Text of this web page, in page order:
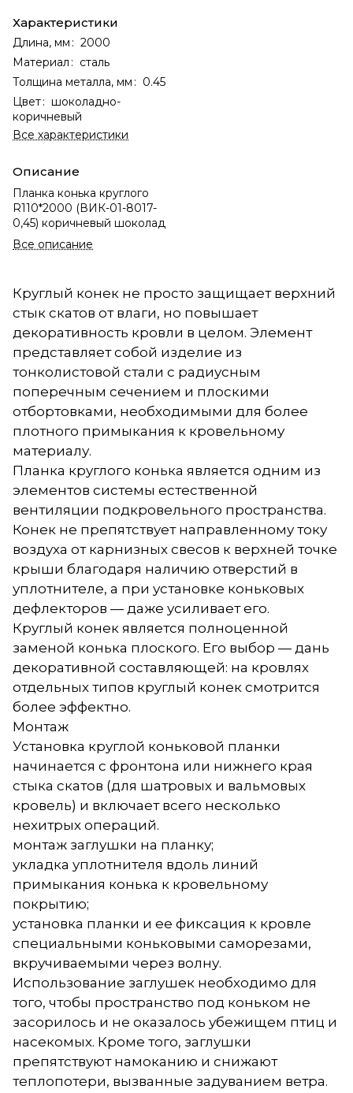
Характеристики
Длина, мм : 2000
Материал : сталь
Толщина металла, мм : 0.45
Цвет: шоколадно-
коричневый
Все характеристики
Описание
Планка конька круглого
R110*2000 (ВИК-01-8017-
0,45) коричневый шоколад
Все описание
Круглый конек не просто защищает верхний
стык скатов от влаги, но повышает
декоративность кровли в целом. Элемент
представляет собой изделие из
тонколистовой стали с радиусным
поперечным сечением и плоскими
отбортовками, необходимыми для более
плотного примыкания к кровельному
материалу.
Планка круглого конька является одним из
элементов системы естественной
вентиляции подкровельного пространства.
Конек не препятствует направленному току
воздуха от карнизных свесов к верхней точке
крыши благодаря наличию отверстий в
уплотнителе, а при установке коньковых
дефлекторов — даже усиливает его.
Круглый конек является полноценной
заменой конька плоского. Его выбор — дань
декоративной составляющей: на кровлях
отдельных типов круглый конек смотрится
более эффектно.
Монтаж
Установка круглой коньковой планки
начинается с фронтона или нижнего края
стыка скатов (для шатровых и вальмовых
кровель) и включает всего несколько
нехитрых операций.
монтаж заглушки на планку;
укладка уплотнителя вдоль линий
примыкания конька к кровельному
покрытию;
установка планки и ее фиксация к кровле
специальными коньковыми саморезами,
вкручиваемыми через волну.
Использование заглушек необходимо для
того, чтобы пространство под коньком не
засорилось и не оказалось убежищем птиц и
насекомых. Кроме того, заглушки
препятствуют намоканию и снижают
теплопотери, вызванные задуванием ветра.